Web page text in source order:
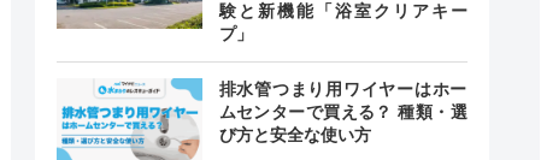
験と新機能「浴室クリアキー
プ」
排水管つまり用ワイヤーはホー
ムセンターで買える？ 種類・選
び方と安全な使い方